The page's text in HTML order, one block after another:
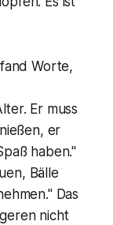
Worte,
Er muss
er
haben."
Bälle
Das
nicht